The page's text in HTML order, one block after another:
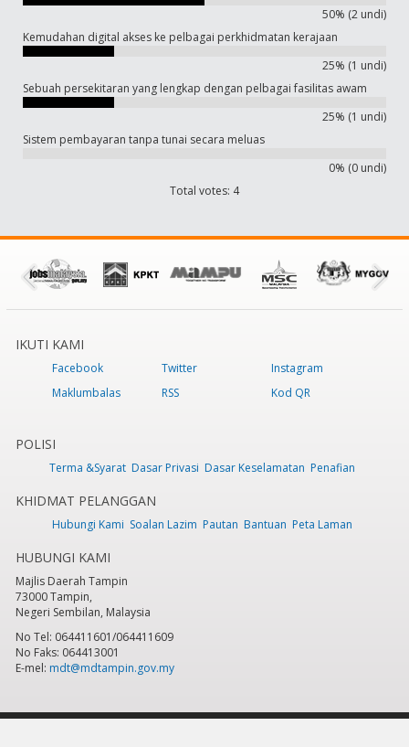
50% (2 undi)
Kemudahan digital akses ke pelbagai perkhidmatan kerajaan
25% (1 undi)
Sebuah persekitaran yang lengkap dengan pelbagai fasilitas awam
25% (1 undi)
Sistem pembayaran tanpa tunai secara meluas
0% (0 undi)
Total votes: 4
IKUTI KAMI
Facebook Twitter
Instagram
Maklumbalas
RSS Kod QR
POLISI
Terma &Syarat Dasar Privasi Dasar Keselamatan Penafian
KHIDMAT PELANGGAN
Hubungi Kami Soalan Lazim Pautan Bantuan Peta Laman
HUBUNGI KAMI
Majlis Daerah Tampin
73000 Tampin,
Negeri Sembilan, Malaysia
No Tel: 064411601/064411609
No Faks: 064413001
E-mel: mdt@mdtampin.gov.my